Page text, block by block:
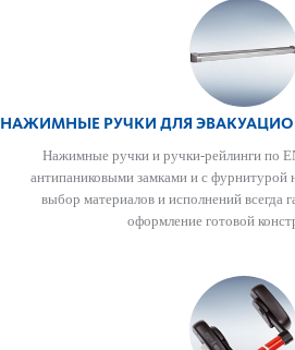
НАЖИМНЫЕ РУЧКИ ДЛЯ
Нажимные ручки и ручки-рейлинги по
антипани­к­овыми зам­ками и с фурнитурой
выбор матер­иалов и исполнений всегда
оформ­ление готовой